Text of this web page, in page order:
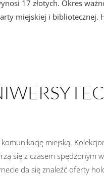
17 złotych. Okres
miejskiej i bibliotecznej.
miejską.
się z czasem spędzonym
da się znaleźć oferty